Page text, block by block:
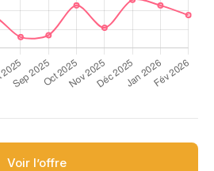
Voir l’offre